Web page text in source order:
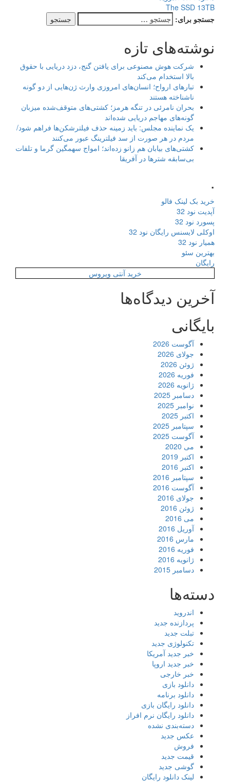
The SSD 13TB
جستجو برای:
نوشته‌های تازه
شرکت هوش مصنوعی برای یافتن گنج، دزد دریایی با حقوق
بالا استخدام می‌کند
تبارهای ارواح؛ انسان‌های امروزی وارث ژن‌هایی از دو گونه
ناشناخته هستند
بحران نامرئی در تنگه هرمز؛ کشتی‌های متوقف‌شده میزبان
گونه‌های مهاجم دریایی شده‌اند
یک نماینده مجلس: باید زمینه حذف فیلترشکن‌ها فراهم شود/
مردم در هر صورت از سد فیلترینگ عبور می‌کنند
کشتی‌های بیابان هم زانو زده‌اند؛ امواج سهمگین گرما و تلفات
بی‌سابقه شترها در آفریقا
.
خرید بک لینک فالو
آپدیت نود 32
پسورد نود 32
اوکلی لایسنس رایگان نود 32
همیار نود 32
بهترین سئو
رایگان
خرید آنتی ویروس
آخرین دیدگاه‌ها
بایگانی
آگوست 2026
جولای 2026
ژوئن 2026
فوریه 2026
ژانویه 2026
دسامبر 2025
نوامبر 2025
اکتبر 2025
سپتامبر 2025
آگوست 2025
می 2020
اکتبر 2019
اکتبر 2016
سپتامبر 2016
آگوست 2016
جولای 2016
ژوئن 2016
می 2016
آوریل 2016
مارس 2016
فوریه 2016
ژانویه 2016
دسامبر 2015
دسته‌ها
اندروید
پردازنده جدید
تبلت جدید
تکنولوژی جدید
خبر جدید آمریکا
خبر جدید اروپا
خبر خارجی
دانلود بازی
دانلود برنامه
دانلود رایگان بازی
دانلود رایگان نرم افراز
دسته‌بندی نشده
عکس جدید
فروش
قیمت جدید
گوشی جدید
لینک دانلود رایگان